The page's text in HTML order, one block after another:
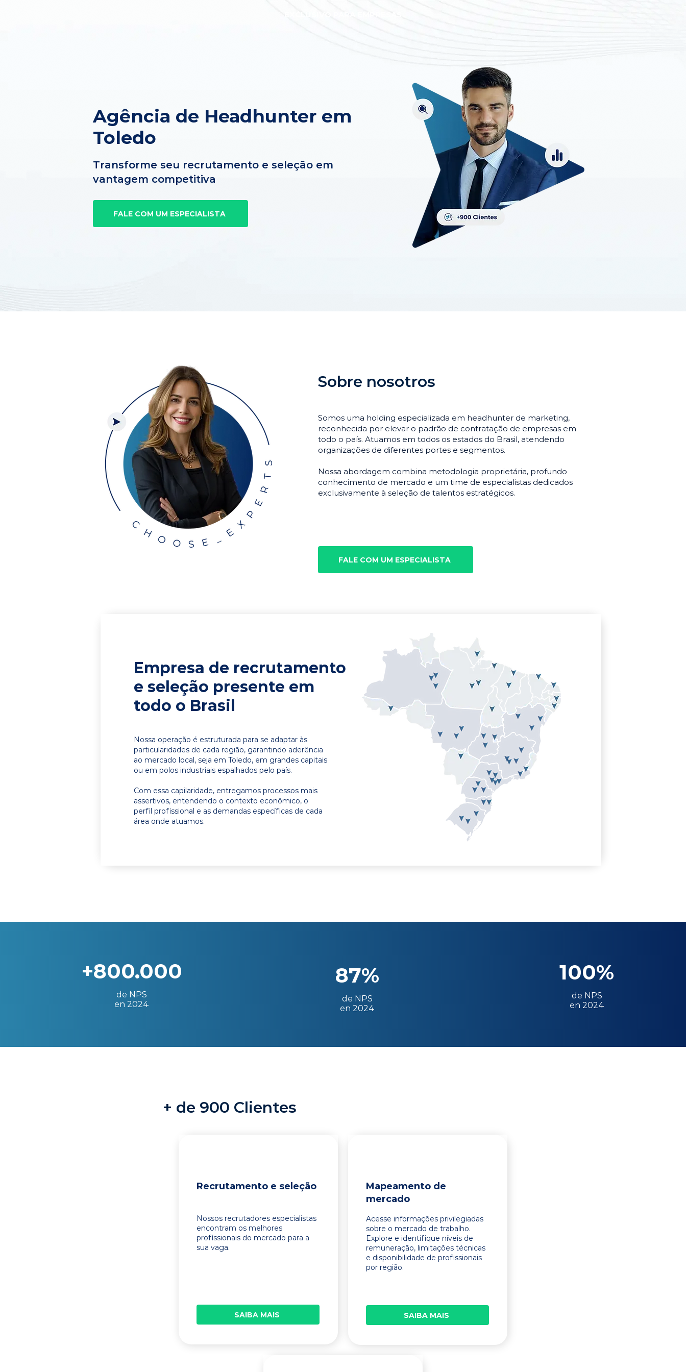
Agência de Headhunter em
Toledo
Transforme seu recrutamento e seleção em
vantagem competitiva
FALE COM UM ESPECIALISTA
Sobre nosotros
Somos uma holding especializada em headhunter de marketing,
reconhecida por elevar o padrão de contratação de empresas em
todo o país. Atuamos em todos os estados do Brasil, atendendo
organizações de diferentes portes e segmentos.
Nossa abordagem combina metodologia proprietária, profundo
conhecimento de mercado e um time de especialistas dedicados
exclusivamente à seleção de talentos estratégicos.
FALE COM UM ESPECIALISTA
Empresa de recrutamento
e seleção presente em
todo o Brasil
Nossa operação é estruturada para se adaptar às
particularidades de cada região, garantindo aderência
ao mercado local, seja em Toledo, em grandes capitais
ou em polos industriais espalhados pelo país.
Com essa capilaridade, entregamos processos mais
assertivos, entendendo o contexto econômico, o
perfil profissional e as demandas específicas de cada
área onde atuamos.
+800.000
de NPS
en 2024
87%
de NPS
en 2024
100%
de NPS
en 2024
+ de 900 Clientes
Recrutamento e seleção
Nossos recrutadores especialistas
encontram os melhores
profissionais do mercado para a
sua vaga.
SAIBA MAIS
Mapeamento de
mercado
Acesse informações privilegiadas
sobre o mercado de trabalho.
Explore e identifique níveis de
remuneração, limitações técnicas
e disponibilidade de profissionais
por região.
SAIBA MAIS